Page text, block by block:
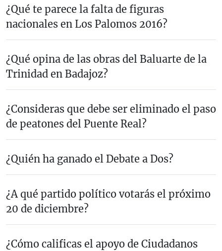
¿Qué te parece la falta de figuras
nacionales en Los Palomos 2016?
¿Qué opina de las obras del Baluarte de la
Trinidad en Badajoz?
¿Consideras que debe ser eliminado el paso
de peatones del Puente Real?
¿Quién ha ganado el Debate a Dos?
¿A qué partido político votarás el próximo
20 de diciembre?
¿Cómo calificas el apoyo de Ciudadanos